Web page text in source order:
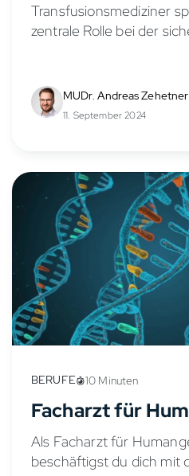
Transfusionsmediziner
zentrale Rolle bei der
sind Experten für die
Prüfung dieser Produkte
MUDr. Andreas Zehetner
11. September 2024
BERUFE 10 Minuten
Facharzt für
Als Facharzt für
beschäftigst du dich mit